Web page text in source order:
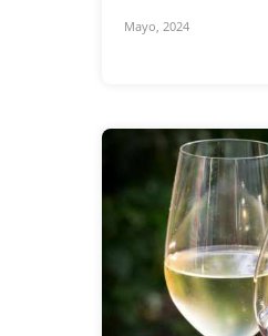
Mayo, 2024